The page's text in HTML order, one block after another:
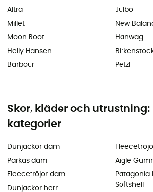
Altra
Millet
Moon Boot
Helly Hansen
Barbour
Julbo
New
Hanwag
Petzl
Skor, kläder och utrustning:
kategorier
Dunjackor dam
Parkas dam
Fleecetröjor dam
Dunjackor herr
Aigle
Patagonia
Softshell